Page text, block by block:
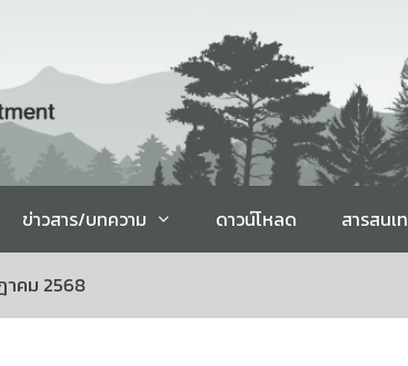
ข่าวสาร/บทความ ดาวน์โหลด สารสนเ
าคม 2568